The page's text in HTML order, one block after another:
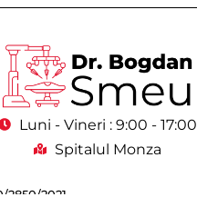
Luni - Vineri : 9:00 - 17:00
Spitalul Monza